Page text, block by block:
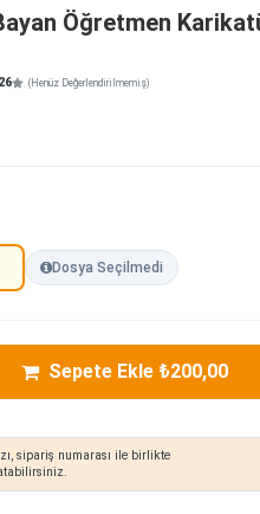
Öğretmen
(Henüz Değerlendirilmemiş)
Dosya Seçilmedi
Sepete Ekle ₺200,00
sipariş numarası ile birlikte